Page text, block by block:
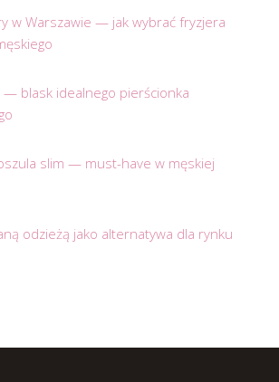
w Warszawie — jak wybrać fryzjera
— blask idealnego pierścionka
slim — must-have w męskiej
odzieżą jako alternatywa dla rynku